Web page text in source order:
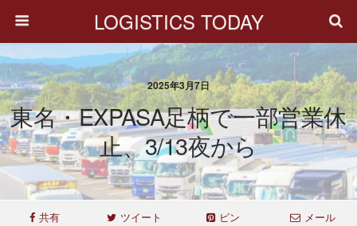
LOGISTICS TODAY
2025年3月7日
東名・EXPASA足柄で一部営業休
止、3/13夜から
共有 ツイート ピン メール